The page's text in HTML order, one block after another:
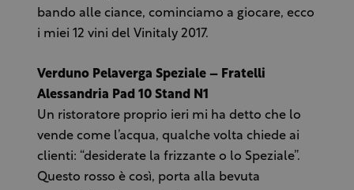
bando alle ciance, cominciamo a giocare, ecco
i miei 12 vini del Vinitaly 2017.
Verduno Pelaverga Speziale – Fratelli
Alessandria Pad 10 Stand N1
Un ristoratore proprio ieri mi ha detto che lo
vende come l’acqua, qualche volta chiede ai
clienti: “desiderate la frizzante o lo Speziale”.
Questo rosso è così, porta alla bevuta